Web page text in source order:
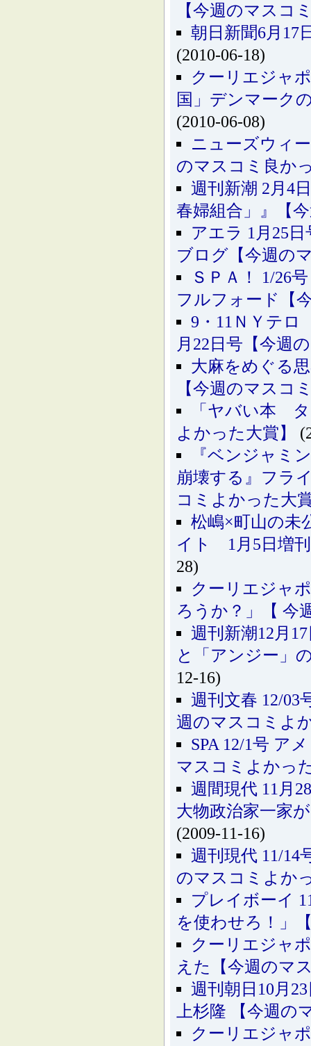
【今週のマスコ
朝日新聞6月17
(2010-06-18)
クーリエジャ
国」デンマーク
(2010-06-08)
ニューズウィ
のマスコミ良か
週刊新潮 2月4
春婦組合」』【
アエラ 1月25
ブログ【今週の
ＳＰＡ！ 1/26
フルフォード【
9・11ＮＹテ
月22日号【今週
大麻をめぐる
【今週のマスコ
「ヤバい本
よかった大賞】
『ベンジャミ
崩壊する』フラ
コミよかった大
松嶋×町山の未
イト 1月5日増
28)
クーリエジャ
ろうか？」【 今
週刊新潮12月
と「アンジー」
12-16)
週刊文春 12/03
週のマスコミよ
SPA 12/1号 ア
マスコミよかっ
週間現代 11月
大物政治家一家
(2009-11-16)
週刊現代 11/
のマスコミよか
プレイボーイ
を使わせろ！」
クーリエジャ
えた【今週のマ
週刊朝日10月
上杉隆 【今週の
クーリエジャ